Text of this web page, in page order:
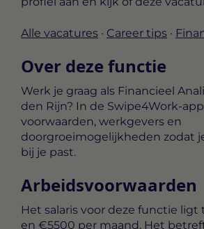
Alle vacatures · Career tips ·
Over deze functie
Werk je graag als Financieel
den Rijn? In de Swipe4Work-
voorwaarden, werkgevers en
doorgroeimogelijkheden zodat
bij je past.
Arbeidsvoorwaarden
Het salaris voor deze functie ligt
en €5500 per maand . Het